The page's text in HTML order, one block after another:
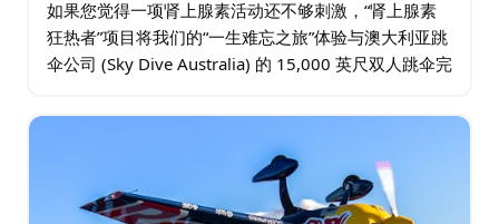
如果您觉得一项肾上腺素活动还不够刺激，“肾上腺素
狂热者”项目将我们的“一生难忘之旅”体验与澳大利亚跳
伞公司 (Sky Dive Australia) 的 15,000 英尺双人跳伞完